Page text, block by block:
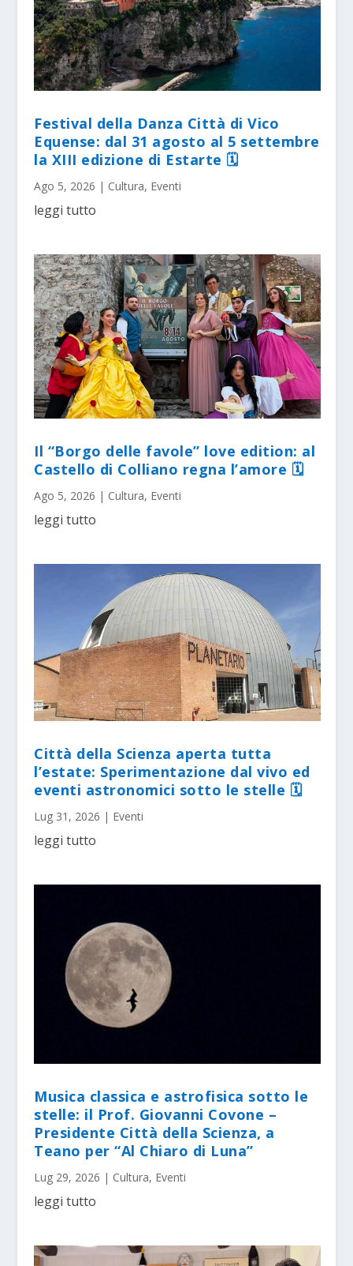
Festival della Danza Città di Vico
Equense: dal 31 agosto al 5 settembre
la XIII edizione di Estarte 🗓
Ago 5, 2026 | Cultura, Eventi
leggi tutto
Il “Borgo delle favole” love edition: al
Castello di Colliano regna l’amore 🗓
Ago 5, 2026 | Cultura, Eventi
leggi tutto
Città della Scienza aperta tutta
l’estate: Sperimentazione dal vivo ed
eventi astronomici sotto le stelle 🗓
Lug 31, 2026 | Eventi
leggi tutto
Musica classica e astrofisica sotto le
stelle: il Prof. Giovanni Covone –
Presidente Città della Scienza, a
Teano per “Al Chiaro di Luna”
Lug 29, 2026 | Cultura, Eventi
leggi tutto